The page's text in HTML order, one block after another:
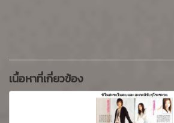
เนื้อหาที่เกี่ยวข้อง